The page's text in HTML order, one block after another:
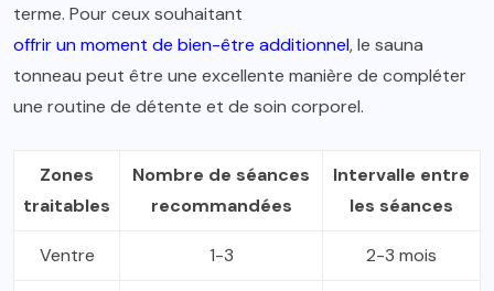
terme. Pour ceux souhaitant
offrir un moment de bien-être additionnel, le sauna
tonneau peut être une excellente manière de compléter
une routine de détente et de soin corporel.
Zones
traitables
Nombre de séances
recommandées
Intervalle entre
les séances
Ventre 1-3 2-3 mois